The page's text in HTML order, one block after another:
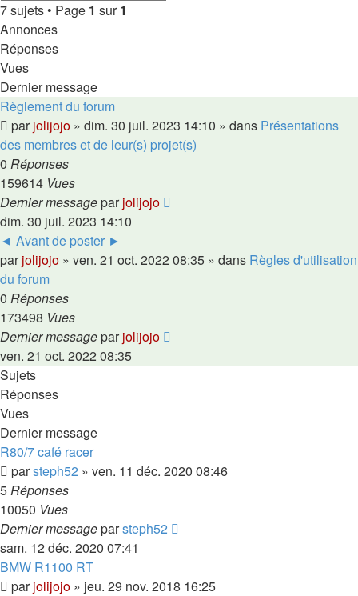
7 sujets • Page 1 sur1
Annonces
Réponses
Vues
Dernier message
Règlement du forum
parjolijojo » dim. 30 juil. 2023 14:10 » dans Présentations
des membres et de leur(s) projet(s)
0 Réponses
159614 Vues
Dernier messageparjolijojo
dim. 30 juil. 2023 14:10
◄ Avant de poster ►
parjolijojo » ven. 21 oct. 2022 08:35 » dans Règles d'utilisation
du forum
0 Réponses
173498 Vues
Dernier messageparjolijojo
ven. 21 oct. 2022 08:35
Sujets
Réponses
Vues
Dernier message
R80/7 café racer
parsteph52 » ven. 11 déc. 2020 08:46
5Réponses
10050 Vues
Dernier messageparsteph52
sam. 12 déc. 2020 07:41
BMW R1100 RT
parjolijojo » jeu. 29 nov. 2018 16:25